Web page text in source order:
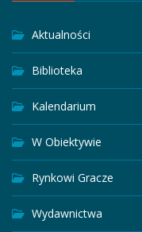
Aktualności
Biblioteka
Kalendarium
W Obiektywie
Rynkowi Gracze
Wydawnictwa